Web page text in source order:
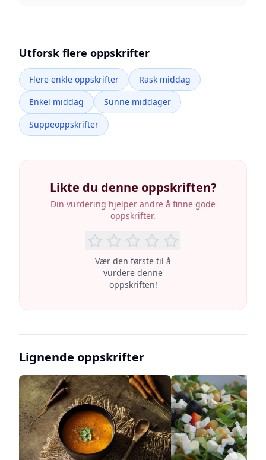
Utforsk flere oppskrifter
Flere enkle oppskrifter
Rask middag
Enkel middag
Sunne middager
Suppeoppskrifter
Likte du denne oppskriften?
Din vurdering hjelper andre å finne gode
oppskrifter.
Vær den første til å
vurdere denne
oppskriften!
Lignende oppskrifter